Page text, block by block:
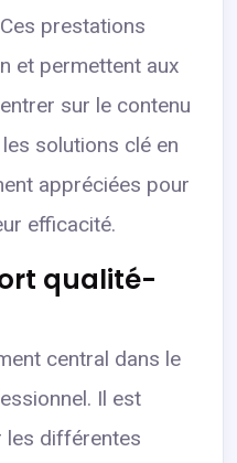
prestations
et permettent aux
sur le contenu
solutions clé en
appréciées pour
efficacité.
qualité-
central dans le
Il est
les différentes